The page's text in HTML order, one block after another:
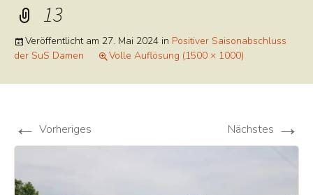
13
Veröffentlicht am 27. Mai 2024 in Positiver Saisonabschluss
der SuS Damen
Volle Auflösung (1500 × 1000)
← Vorheriges Nächstes →